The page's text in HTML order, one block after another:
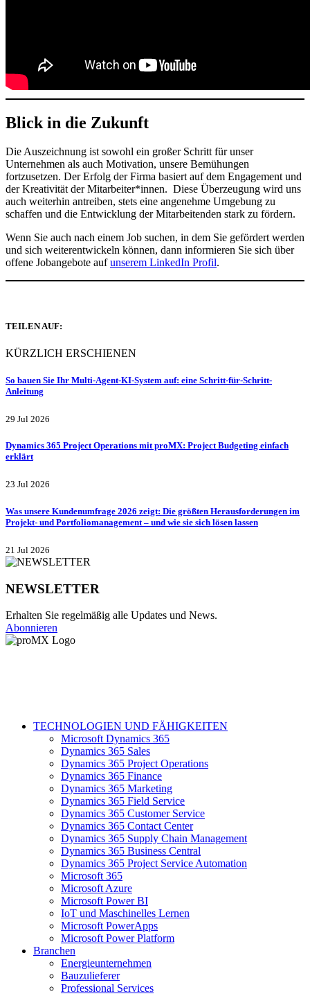
Blick in die Zukunft
Die Auszeichnung ist sowohl ein großer Schritt für unser
Unternehmen als auch Motivation, unsere Bemühungen
fortzusetzen. Der Erfolg der Firma basiert auf dem Engagement und
der Kreativität der Mitarbeiter*innen. Diese Überzeugung wird uns
auch weiterhin antreiben, stets eine angenehme Umgebung zu
schaffen und die Entwicklung der Mitarbeitenden stark zu fördern.
Wenn Sie auch nach einem Job suchen, in dem Sie gefördert werden
und sich weiterentwickeln können, dann informieren Sie sich über
offene Jobangebote aufunserem LinkedIn Profil.
TEILEN AUF:
KÜRZLICH ERSCHIENEN
So bauen Sie Ihr Multi-Agent-KI-System auf: eine Schritt-für-Schritt-
Anleitung
29 Jul 2026
Dynamics 365 Project Operations mit proMX: Project Budgeting einfach
erklärt
23 Jul 2026
Was unsere Kundenumfrage 2026 zeigt: Die größten Herausforderungen im
Projekt- und Portfoliomanagement – und wie sie sich lösen lassen
21 Jul 2026
NEWSLETTER
Erhalten Sie regelmäßig alle Updates und News.
Abonnieren
TECHNOLOGIEN UND FÄHIGKEITEN
Microsoft Dynamics 365
Dynamics 365 Sales
Dynamics 365 Project Operations
Dynamics 365 Finance
Dynamics 365 Marketing
Dynamics 365 Field Service
Dynamics 365 Customer Service
Dynamics 365 Contact Center
Dynamics 365 Supply Chain Management
Dynamics 365 Business Central
Dynamics 365 Project Service Automation
Microsoft 365
Microsoft Azure
Microsoft Power BI
IoT und Maschinelles Lernen
Microsoft PowerApps
Microsoft Power Platform
Branchen
Energieunternehmen
Bauzulieferer
Professional Services